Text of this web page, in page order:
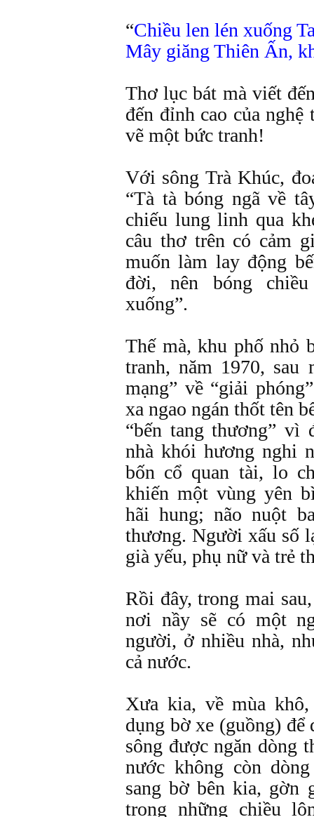
“Chiều len lén xuống
Mây giăng Thiên Ấn,
Thơ lục bát mà viết
đến đỉnh cao của
vẽ một bức tranh!
Với sông Trà Khúc,
“Tà tà bóng ngã về
chiếu lung linh qua
câu thơ trên có cảm
muốn làm lay động
đời, nên bóng
xuống”.
Thế mà, khu phố nhỏ
tranh, năm 1970, sau
mạng” về “giải
xa ngao ngán thốt tên
“bến tang thương” vì
nhà khói hương nghi
bốn cổ quan tài, lo
khiến một vùng yên
hãi hung; não nuột
thương. Người xấu số
già yếu, phụ nữ và trẻ
Rồi đây, trong mai
nơi nầy sẽ có một
người, ở nhiều nhà,
cả nước.
Xưa kia, về mùa
dụng bờ xe (guồng) để
sông được ngăn dòng
nước không còn
sang bờ bên kia, gờn
trong những chiều